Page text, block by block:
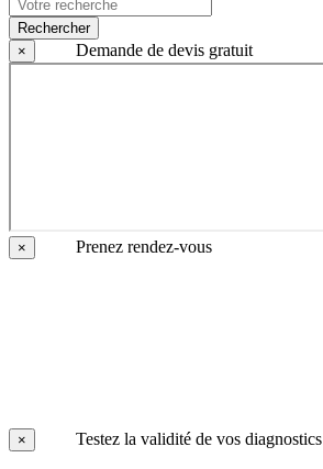
Rechercher
×
Demande de devis gratuit
× Prenez rendez-vous
× Testez la validité de vos diagnostics